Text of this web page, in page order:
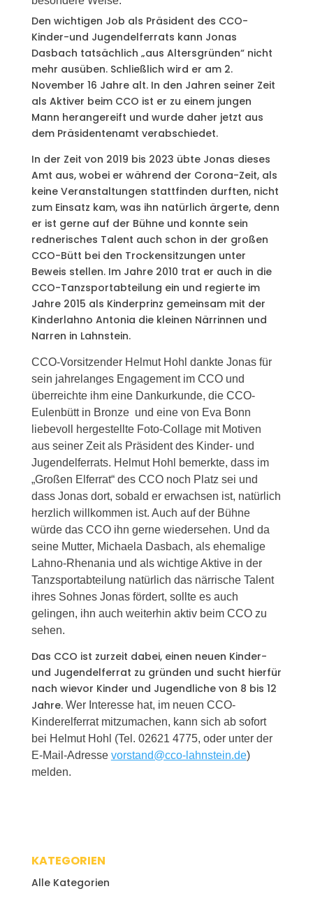
Den wichtigen Job als Präsident des CCO-
Kinder-und Jugendelferrats kann Jonas
Dasbach tatsächlich „aus Altersgründen“ nicht
mehr ausüben. Schließlich wird er am 2.
November 16 Jahre alt. In den Jahren seiner Zeit
als Aktiver beim CCO ist er zu einem jungen
Mann herangereift und wurde daher jetzt aus
dem Präsidentenamt verabschiedet.
In der Zeit von 2019 bis 2023 übte Jonas dieses
Amt aus, wobei er während der Corona-Zeit, als
keine Veranstaltungen stattfinden durften, nicht
zum Einsatz kam, was ihn natürlich ärgerte, denn
er ist gerne auf der Bühne und konnte sein
rednerisches Talent auch schon in der großen
CCO-Bütt bei den Trockensitzungen unter
Beweis stellen. Im Jahre 2010 trat er auch in die
CCO-Tanzsportabteilung ein und regierte im
Jahre 2015 als Kinderprinz gemeinsam mit der
Kinderlahno Antonia die kleinen Närrinnen und
Narren in Lahnstein.
CCO-Vorsitzender Helmut Hohl dankte Jonas für
sein jahrelanges Engagement im CCO und
überreichte ihm eine Dankurkunde, die CCO-
Eulenbütt in Bronze und eine von Eva Bonn
liebevoll hergestellte Foto-Collage mit Motiven
aus seiner Zeit als Präsident des Kinder- und
Jugendelferrats. Helmut Hohl bemerkte, dass im
„Großen Elferrat“ des CCO noch Platz sei und
dass Jonas dort, sobald er erwachsen ist, natürlich
herzlich willkommen ist. Auch auf der Bühne
würde das CCO ihn gerne wiedersehen. Und da
seine Mutter, Michaela Dasbach, als ehemalige
Lahno-Rhenania und als wichtige Aktive in der
Tanzsportabteilung natürlich das närrische Talent
ihres Sohnes Jonas fördert, sollte es auch
gelingen, ihn auch weiterhin aktiv beim CCO zu
sehen.
Das CCO ist zurzeit dabei, einen neuen Kinder-
und Jugendelferrat zu gründen und sucht hierfür
nach wievor Kinder und Jugendliche von 8 bis 12
Jahre. Wer Interesse hat, im neuen CCO-
Kinderelferrat mitzumachen, kann sich ab sofort
bei Helmut Hohl (Tel. 02621 4775, oder unter der
E-Mail-Adresse vorstand@cco-lahnstein.de)
melden.
KATEGORIEN
Alle Kategorien